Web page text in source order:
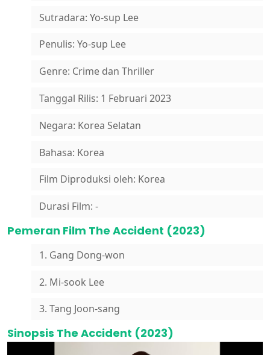
Sutradara: Yo-sup Lee
Penulis: Yo-sup Lee
Genre: Crime dan Thriller
Tanggal Rilis: 1 Februari 2023
Negara: Korea Selatan
Bahasa: Korea
Film Diproduksi oleh: Korea
Durasi Film: -
Pemeran Film The Accident (2023)
1. Gang Dong-won
2. Mi-sook Lee
3. Tang Joon-sang
Sinopsis The Accident (2023)